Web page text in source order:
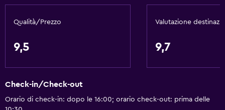
Qualità/Prezzo
9,5
Valutazione
9,7
Check-in/Check-out
Orario di check-in: dopo le 16:00; orario check-out: prima delle